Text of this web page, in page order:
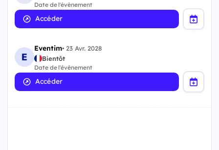
Date de l'évènement
Accéder
Eventim• 23 Avr. 2028
Bientôt
Date de l'évènement
Accéder